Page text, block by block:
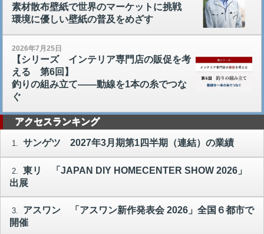
素材散布壁紙で世界のマーケットに挑戦
環境に優しい壁紙の普及をめざす
2026年7月25日
【シリーズ インテリア専門店の販促を考
える 第6回】
釣りの組み立て――動線を1本の糸でつな
ぐ
アクセスランキング
1. サンゲツ 2027年3月期第1四半期（連結）の業績
2.
東リ 「JAPAN DIY HOMECENTER SHOW 2026」
出展
3.
アスワン 「アスワン新作発表会 2026」全国６都市で
開催